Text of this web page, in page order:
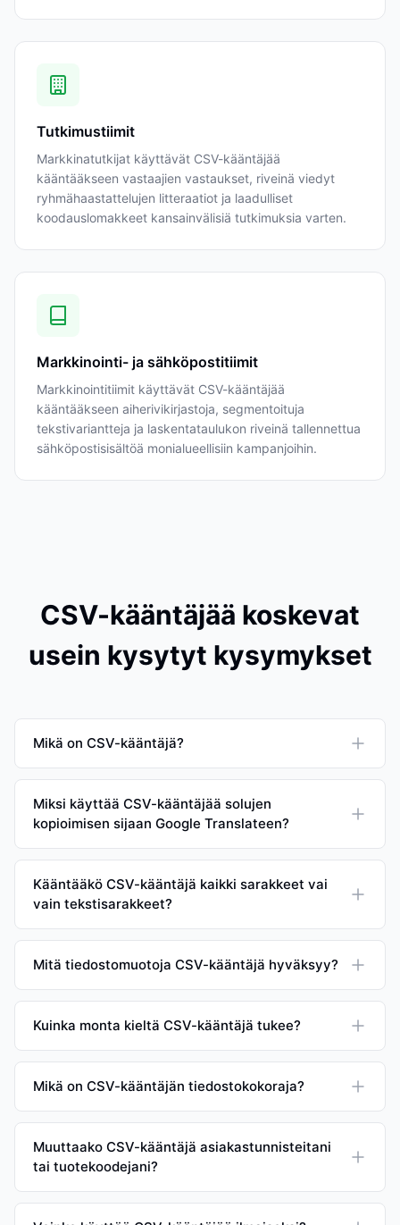
Tutkimustiimit
Markkinatutkijat käyttävät CSV-kääntäjää
kääntääkseen vastaajien vastaukset, riveinä viedyt
ryhmähaastattelujen litteraatiot ja laadulliset
koodauslomakkeet kansainvälisiä tutkimuksia varten.
Markkinointi- ja sähköpostitiimit
Markkinointitiimit käyttävät CSV-kääntäjää
kääntääkseen aiherivikirjastoja, segmentoituja
tekstivariantteja ja laskentataulukon riveinä tallennettua
sähköpostisisältöä monialueellisiin kampanjoihin.
CSV-kääntäjää koskevat
usein kysytyt kysymykset
Mikä on CSV-kääntäjä?
Miksi käyttää CSV-kääntäjää solujen
kopioimisen sijaan Google Translateen?
Kääntääkö CSV-kääntäjä kaikki sarakkeet vai
vain tekstisarakkeet?
Mitä tiedostomuotoja CSV-kääntäjä hyväksyy?
Kuinka monta kieltä CSV-kääntäjä tukee?
Mikä on CSV-kääntäjän tiedostokokoraja?
Muuttaako CSV-kääntäjä asiakastunnisteitani
tai tuotekoodejani?